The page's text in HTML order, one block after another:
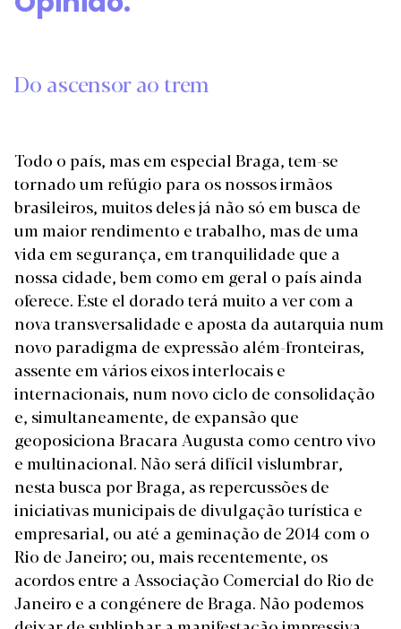
Do ascensor ao trem
Todo o país, mas em especial Braga, tem-se
tornado um refúgio para os nossos irmãos
brasileiros, muitos deles já não só em busca de
um maior rendimento e trabalho, mas de uma
vida em segurança, em tranquilidade que a
nossa cidade, bem como em geral o país ainda
oferece. Este el dorado terá muito a ver com a
nova transversalidade e aposta da autarquia num
novo paradigma de expressão além-fronteiras,
assente em vários eixos interlocais e
internacionais, num novo ciclo de consolidação
e, simultaneamente, de expansão que
geoposiciona Bracara Augusta como centro vivo
e multinacional. Não será difícil vislumbrar,
nesta busca por Braga, as repercussões de
iniciativas municipais de divulgação turística e
empresarial, ou até a geminação de 2014 com o
Rio de Janeiro; ou, mais recentemente, os
acordos entre a Associação Comercial do Rio de
Janeiro e a congénere de Braga. Não podemos